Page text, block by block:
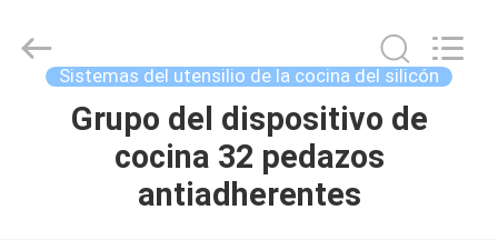
HOGAR
PRODUCTOS
cocina
Sistemas del utensilio de la cocina del silicón
Grupo del dispositivo de
cocina 32 pedazos
antiadherentes